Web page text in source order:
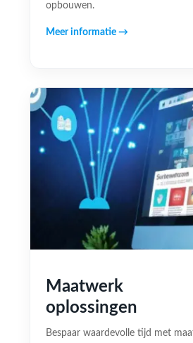
opbouwen.
Meer informatie →
Maatwerk
oplossingen
Bespaar waardevolle tijd met